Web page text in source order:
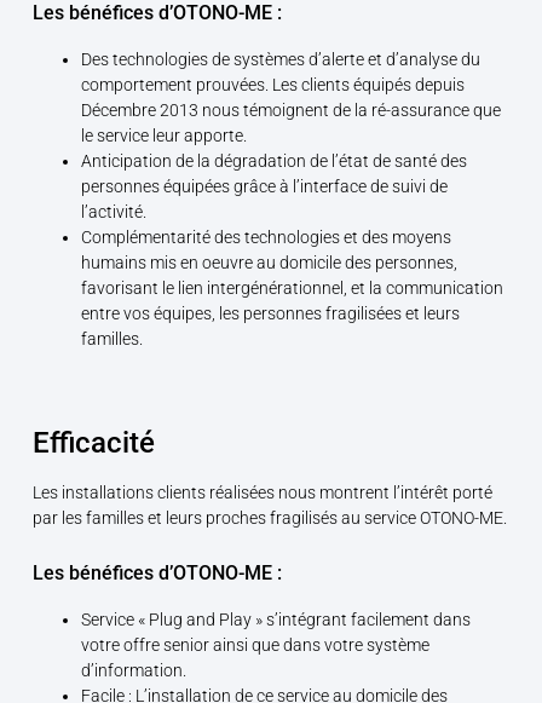
Les bénéfices d’OTONO-ME :
Des technologies de systèmes d’alerte et d’analyse du
comportement prouvées. Les clients équipés depuis
Décembre 2013 nous témoignent de la ré-assurance que
le service leur apporte.
Anticipation de la dégradation de l’état de santé des
personnes équipées grâce à l’interface de suivi de
l’activité.
Complémentarité des technologies et des moyens
humains mis en oeuvre au domicile des personnes,
favorisant le lien intergénérationnel, et la communication
entre vos équipes, les personnes fragilisées et leurs
familles.
Efficacité
Les installations clients réalisées nous montrent l’intérêt porté
par les familles et leurs proches fragilisés au service OTONO-ME.
Les bénéfices d’OTONO-ME :
Service « Plug and Play » s’intégrant facilement dans
votre offre senior ainsi que dans votre système
d’information.
Facile : L’installation de ce service au domicile des